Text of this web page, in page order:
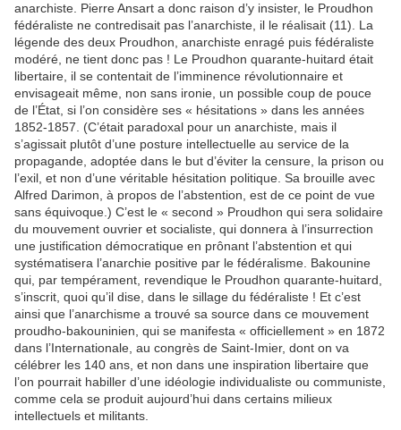
anarchiste. Pierre Ansart a donc raison d’y insister, le Proudhon
fédéraliste ne contredisait pas l’anarchiste, il le réalisait (11). La
légende des deux Proudhon, anarchiste enragé puis fédéraliste
modéré, ne tient donc pas ! Le Proudhon quarante-huitard était
libertaire, il se contentait de l’imminence révolutionnaire et
envisageait même, non sans ironie, un possible coup de pouce
de l’État, si l’on considère ses « hésitations » dans les années
1852-1857. (C’était paradoxal pour un anarchiste, mais il
s’agissait plutôt d’une posture intellectuelle au service de la
propagande, adoptée dans le but d’éviter la censure, la prison ou
l’exil, et non d’une véritable hésitation politique. Sa brouille avec
Alfred Darimon, à propos de l’abstention, est de ce point de vue
sans équivoque.) C’est le « second » Proudhon qui sera solidaire
du mouvement ouvrier et socialiste, qui donnera à l’insurrection
une justification démocratique en prônant l’abstention et qui
systématisera l’anarchie positive par le fédéralisme. Bakounine
qui, par tempérament, revendique le Proudhon quarante-huitard,
s’inscrit, quoi qu’il dise, dans le sillage du fédéraliste ! Et c’est
ainsi que l’anarchisme a trouvé sa source dans ce mouvement
proudho-bakouninien, qui se manifesta « officiellement » en 1872
dans l’Internationale, au congrès de Saint-Imier, dont on va
célébrer les 140 ans, et non dans une inspiration libertaire que
l’on pourrait habiller d’une idéologie individualiste ou communiste,
comme cela se produit aujourd’hui dans certains milieux
intellectuels et militants.